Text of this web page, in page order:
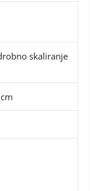
skaliranje